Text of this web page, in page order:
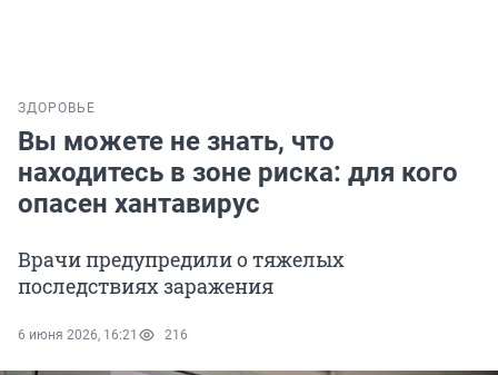
ЗДОРОВЬЕ
Вы можете не знать, что
находитесь в зоне риска: для кого
опасен хантавирус
Врачи предупредили о тяжелых
последствиях заражения
6 июня 2026, 16:21 216